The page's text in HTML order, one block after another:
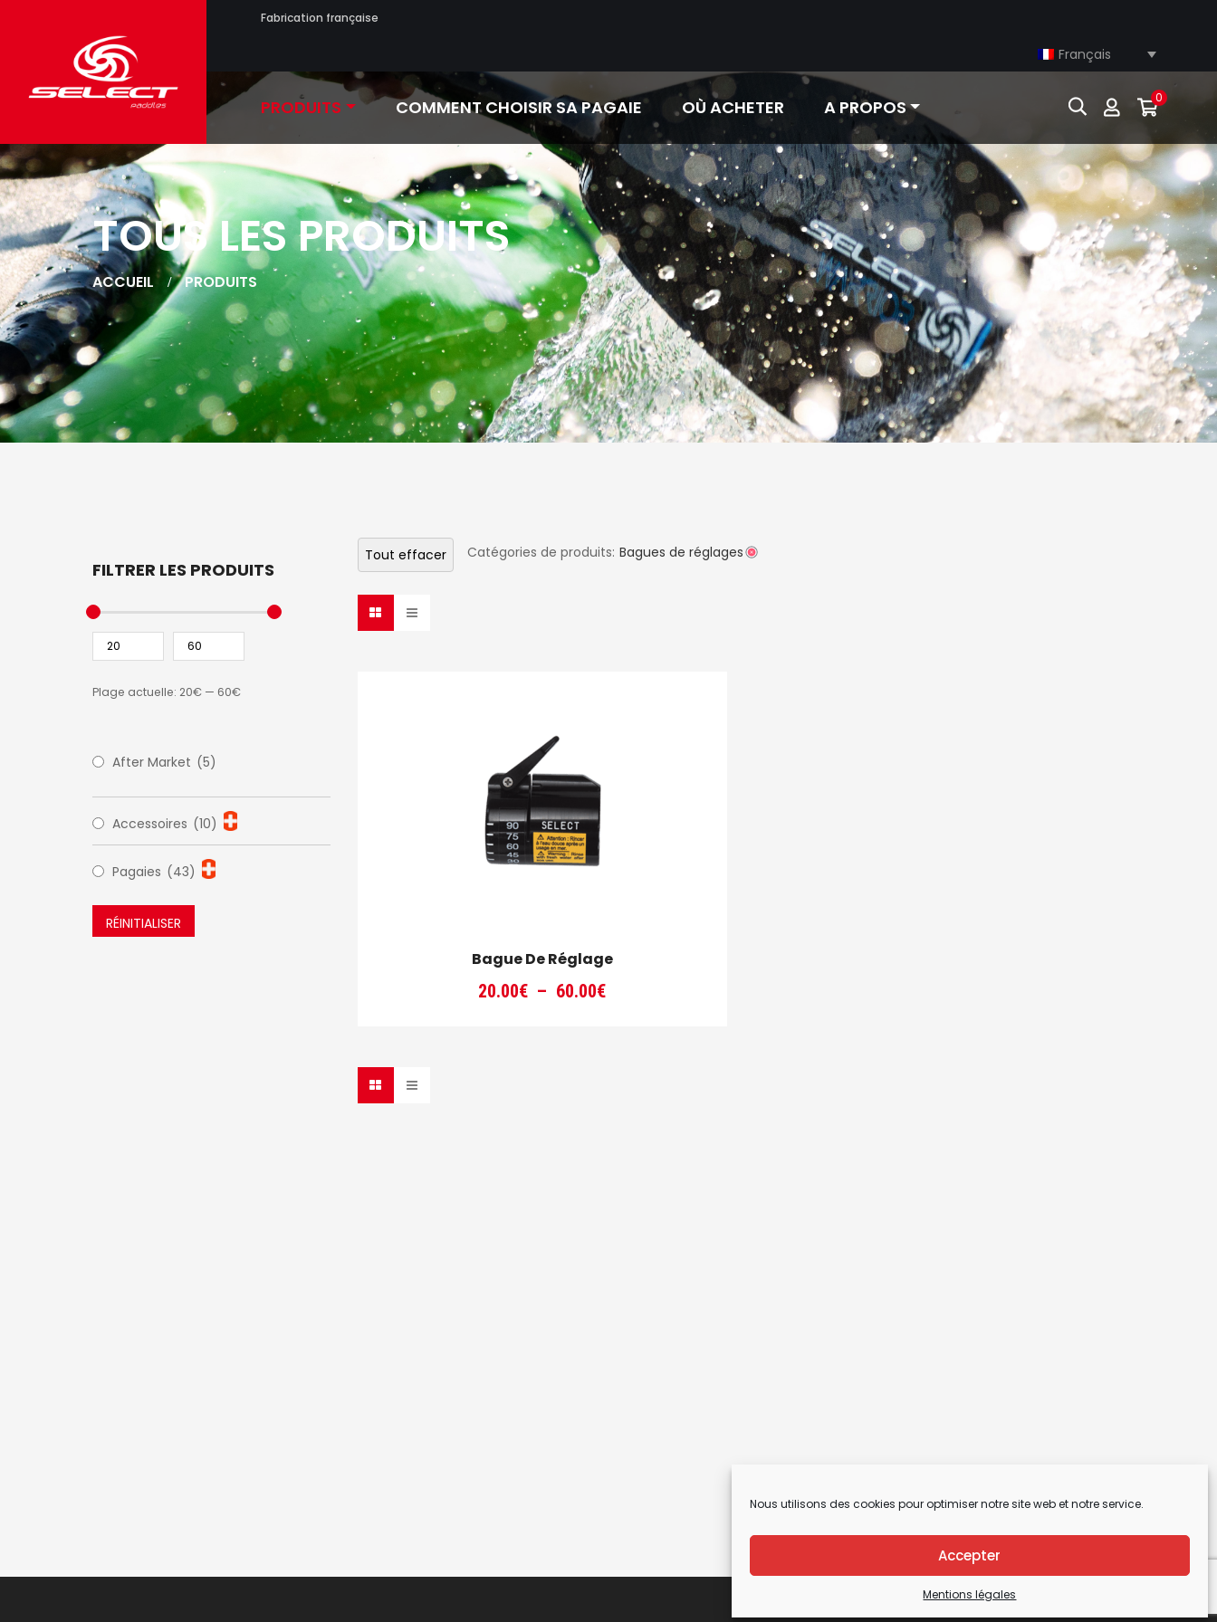
Nous utilisons des cookies pour optimiser notre site web et notre service.
Accepter
Mentions légales
Fabrication française
Français
PRODUITS COMMENT CHOISIR SA PAGAIE OÙ ACHETER A PROPOS 0
TOUS LES PRODUITS
ACCUEIL PRODUITS
FILTRER LES PRODUITS
Plage actuelle: 20€ — 60€
After Market (5)
Accessoires (10)
Pagaies (43)
RÉINITIALISER
Tout effacer Catégories de produits: Bagues de réglages
Bague De Réglage
20.00€ – 60.00€Plage